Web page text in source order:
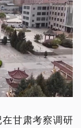
甘肃考察调研